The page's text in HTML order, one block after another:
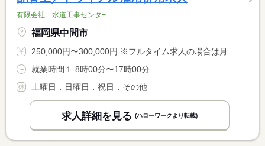
有限会社 水道工事センタ−
福岡県中間市
250,000円〜300,000円 ※フルタイム求人の場合は月額（換算額）、パート求人の場合は時間額を表示しています。
就業時間１ 8時00分〜17時00分
土曜日，日曜日，祝日，その他
求人詳細を見る (ハローワークより転載)